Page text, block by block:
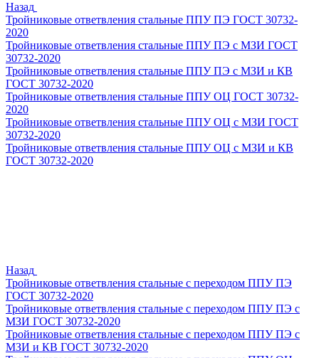
Назад
Тройниковые ответвления стальные ППУ ПЭ ГОСТ 30732-
2020
Тройниковые ответвления стальные ППУ ПЭ с МЗИ ГОСТ
30732-2020
Тройниковые ответвления стальные ППУ ПЭ с МЗИ и КВ
ГОСТ 30732-2020
Тройниковые ответвления стальные ППУ ОЦ ГОСТ 30732-
2020
Тройниковые ответвления стальные ППУ ОЦ с МЗИ ГОСТ
30732-2020
Тройниковые ответвления стальные ППУ ОЦ с МЗИ и КВ
ГОСТ 30732-2020
Назад
Тройниковые ответвления стальные с переходом ППУ ПЭ
ГОСТ 30732-2020
Тройниковые ответвления стальные с переходом ППУ ПЭ с
МЗИ ГОСТ 30732-2020
Тройниковые ответвления стальные с переходом ППУ ПЭ с
МЗИ и КВ ГОСТ 30732-2020